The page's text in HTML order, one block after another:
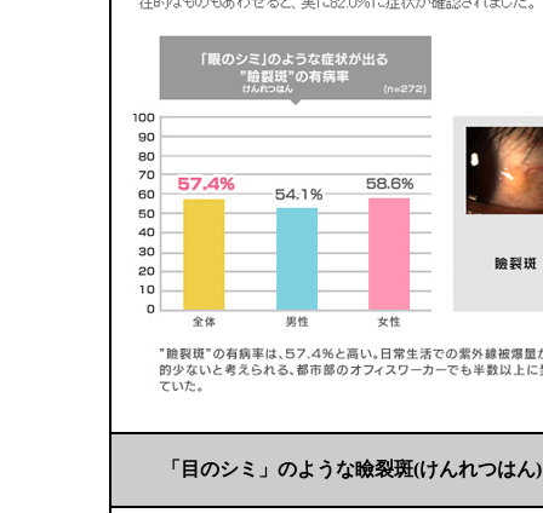
「目のシミ」のような瞼裂斑(けんれつは